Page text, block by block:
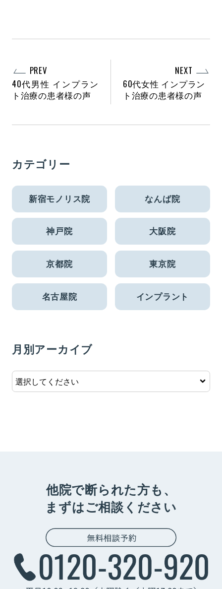
PREV
40代男性 インプラン
ト治療の患者様の声
NEXT
60代女性 インプラン
ト治療の患者様の声
カテゴリー
新宿モノリス院 なんば院
神戸院 大阪院
京都院 東京院
名古屋院 インプラント
月別アーカイブ
他院で断られた方も、
まずはご相談ください